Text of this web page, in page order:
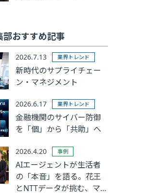
部おすすめ記事
2026.7.13 業界トレンド
新時代のサプライチェー
ン・マネジメント
2026.6.17 業界トレンド
金融機関のサイバー防御
を「個」から「共助」へ
2026.4.20 事例
AIエージェントが生活者
の「本音」を語る。花王
とNTTデータが挑む、マ